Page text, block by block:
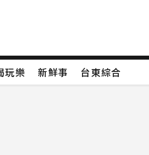
玩樂 新鮮事
台東綜合
玩樂 新鮮事 台東綜合